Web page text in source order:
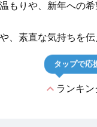
もりや、新年への
、素直な気持ちを
expand_lessランキン
タップで応